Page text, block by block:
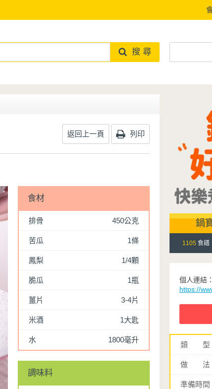
搜 尋
返回上一頁 列印
食材
排骨 450公克
苦瓜 1條
鳳梨 1/4顆
脆瓜 1瓶
薑片 3-4片
米酒 1大匙
水 1800毫升
調味料
鍋
1105 食譜
個人連結：
https://
類 型
做 法
準備時間